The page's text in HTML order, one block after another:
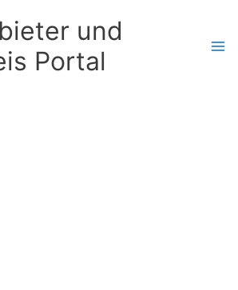
und
Portal